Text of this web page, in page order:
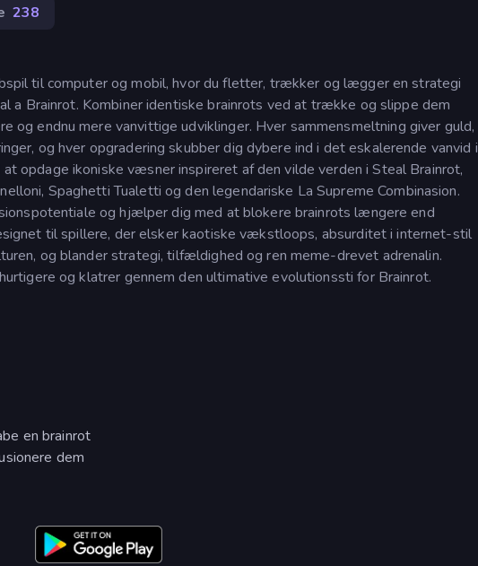
238
til computer og mobil, hvor du fletter, trækker og lægger en strategi
a Brainrot. Kombiner identiske brainrots ved at trække og slippe dem
endnu mere vanvittige udviklinger. Hver sammensmeltning giver guld,
og hver opgradering skubber dig dybere ind i det eskalerende vanvid i
opdage ikoniske væsner inspireret af den vilde verden i Steal Brainrot,
Spaghetti Tualetti og den legendariske La Supreme Combinasion.
og hjælper dig med at blokere brainrots længere end
til spillere, der elsker kaotiske vækstloops, absurditet i internet-stil
og blander strategi, tilfældighed og ren meme-drevet adrenalin.
og klatrer gennem den ultimative evolutionssti for Brainrot.
en brainrot
dem